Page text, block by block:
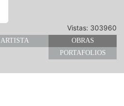
Vistas: 303960
ARTISTA
OBRAS
PORTAFOLIOS